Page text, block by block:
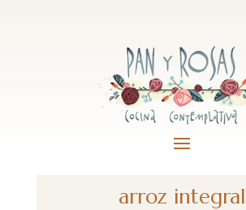
arroz integral